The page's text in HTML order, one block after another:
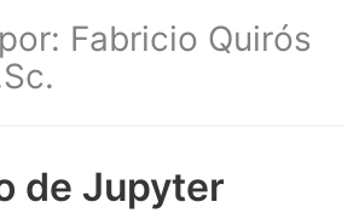
Fabricio Quirós
de Jupyter